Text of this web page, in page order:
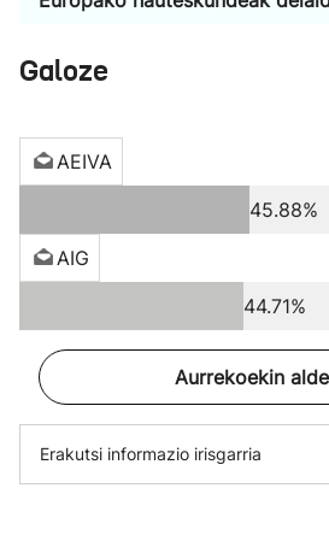
Galoze
AEIVA
45.88%
AIG
44.71%
Aurrekoekin
Erakutsi informazio irisgarria